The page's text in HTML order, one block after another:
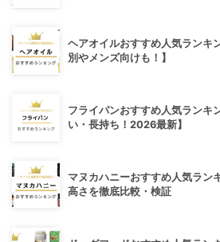
ヘアオイルおすすめ人気ランキ
別やメンズ向けも！】
フライパンおすすめ人気ランキ
い・長持ち！2026最新】
マヌカハニーおすすめ人気ラン
高さを徹底比較・検証